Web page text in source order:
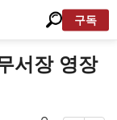
구독
서장 영장